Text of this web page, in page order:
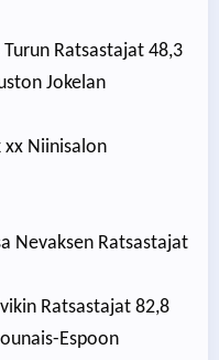
Ratsastajat 48,3
Jokelan
xx Niinisalon
Nevaksen Ratsastajat
Ratsastajat 82,8
Espoon